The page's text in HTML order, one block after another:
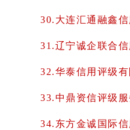
30.大连汇通融鑫
31.辽宁诚企联合
32.华泰信用评级有
33.中鼎资信评级服
34.东方金诚国际